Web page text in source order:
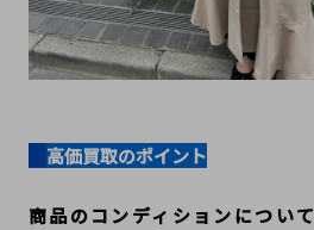
高価買取のポイント
商品のコンディションについて